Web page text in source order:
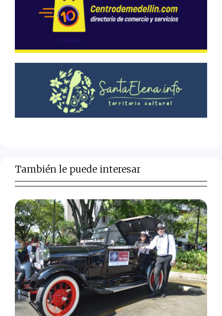
También le puede interesar